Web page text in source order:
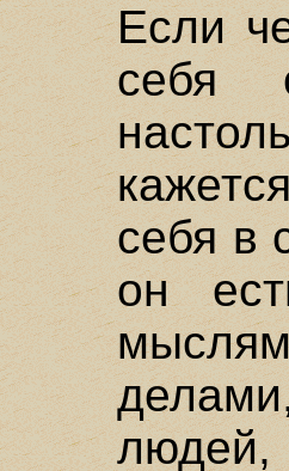
Если
себя
себя в
он
людей,